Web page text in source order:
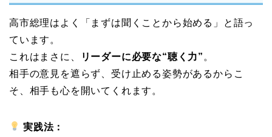
高市総理はよく「まずは聞くことから始める」と語っ
ています。
これはまさに、
リーダーに必要な“聴く力” 。
相手の意見を遮らず、受け止める姿勢があるからこ
そ、相手も心を開いてくれます。
実践法：